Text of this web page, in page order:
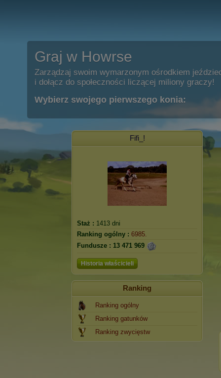
Graj w Howrse
Zarządzaj swoim wymarzonym ośrodkiem
i dołącz do społeczności liczącej miliony graczy!
Wybierz swojego pierwszego konia:
Fifi_!
Staż : 1413 dni
Ranking ogólny : 6985.
Fundusze : 13 471 969
Historia właścicieli
Ranking
Ranking ogólny
Ranking gatunków
Ranking zwycięstw